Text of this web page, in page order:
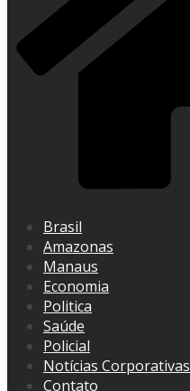
Brasil
Amazonas
Manaus
Economia
Politica
Saúde
Policial
Notícias Corporativas
Contato